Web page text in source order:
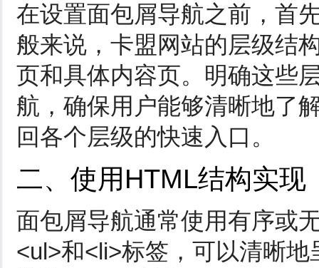
在设置面包屑导航之前，首
般来说，卡盟网站的层级结
页和具体内容页。明确这些
航，确保用户能够清晰地了
回各个层级的快速入口。
二、使用HTML结构实现
面包屑导航通常使用有序或
<ul>和<li>标签，可以清晰地